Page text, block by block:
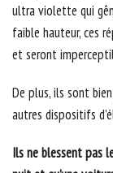
ultra violette qui
faible hauteur, ces
et seront
De plus, ils sont
autres dispositifs
Ils ne blessent pas